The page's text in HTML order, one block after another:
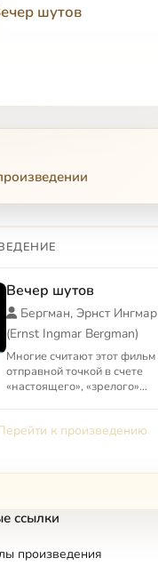
шутов
Вечер шутов
Бергман, Эрнст Ингмар
(Ernst Ingmar Bergman)
Многие считают этот фильм
отправной точкой в счете
«настоящего», «зрелого»
странным образом пере...
к произведению
ссылки
произведения